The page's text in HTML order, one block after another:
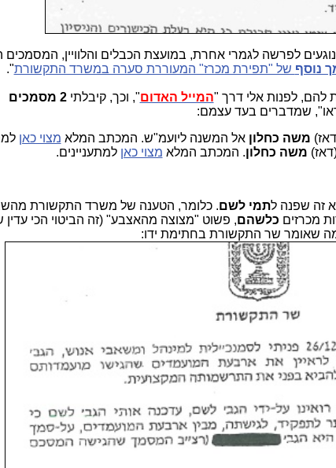
לפרשה לגמרי אחרת, במועצת הכבלים והלוויין, המסמכים
נוסף של "תפירת מכרז" המעוררת סערה במשרד התקשורת".
להם, לפנות אלי דרך "המייל האדום", וכך, קיבלתי
2 מסמכים
שמדברים בעד עצמם:
משה כחלון אל המשנה ליועמ"ש. המכתב המלא מצוי כאן
משה כחלון. המכתב המלא מצוי כאן למתעניינים.
זה שפנה לתמי לשם. כלומר, הטענה של משרד התקשורת
מכרזים כלשהם, פשוט "מצוצה מהאצבע" (זה הביטוי הכי
שאומר שר התקשורת בחתימת ידו: